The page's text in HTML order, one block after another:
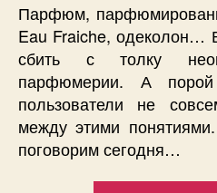
Парфюм,
Eau Fraiche, одеколон…
сбить с толку
парфюмерии. А
пользователи не
между этими
поговорим сегодня…